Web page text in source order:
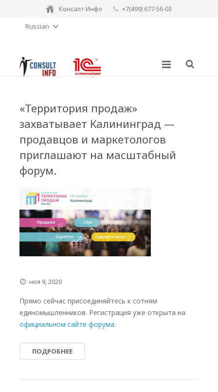
Консалт Инфо
+7(499) 677-56-03
Russian
«Территория продаж»
захватывает Калининград —
продавцов и маркетологов
приглашают на масштабный
форум.
ноя 9, 2020
Прямо сейчас присоединяйтесь к сотням
единомышленников. Регистрация уже открыта на
официальном сайте форума.
ПОДРОБНЕЕ